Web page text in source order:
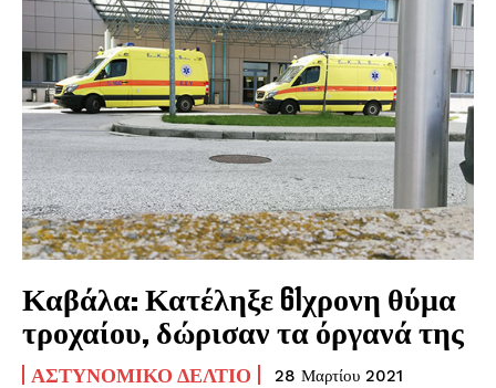
Καβάλα: Κατέληξε 61χρονη θύμα
τροχαίου, δώρισαν τα όργανά της
ΑΣΤΥΝΟΜΙΚΌ ΔΕΛΤΊΟ 28 Μαρτίου 2021